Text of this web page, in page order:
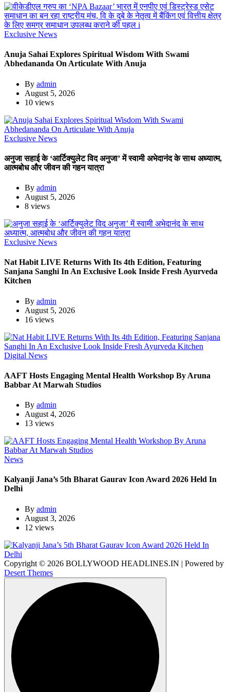
Exclusive News
Anuja Sahai Explores Spiritual Wisdom With Swami
Abhedananda On Articulate With Anuja
By admin
August 5, 2026
10 views
Exclusive News
अनुजा सहाई के ‘आर्टिक्युलेट विद अनुजा’ में स्वामी अभेदानंद के साथ अध्यात्म,
आत्मबोध और जीवन की गहन यात्रा
By admin
August 5, 2026
8 views
Exclusive News
Nat Habit LIVE Returns With Its 4th Edition, Featuring
Sanjana Sanghi In An Exclusive Look Inside Fresh Ayurveda
Kitchen
By admin
August 5, 2026
16 views
Digital News
AAFT Hosts Engaging Mental Health Workshop By Aruna
Babbar At Marwah Studios
By admin
August 4, 2026
13 views
News
Kalyanji Jana’s 5th Bharat Gaurav Icon Award 2026 Held In
Delhi
By admin
August 3, 2026
12 views
Copyright © 2026 BOLLYWOOD HEADLINES.IN | Powered by
Desert Themes